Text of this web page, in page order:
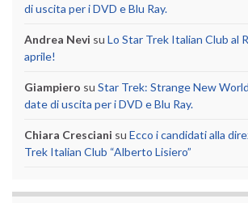
di uscita per i DVD e Blu Ray.
Andrea Nevi su Lo Star Trek Italian Club al
aprile!
Giampiero su Star Trek: Strange New
date di uscita per i DVD e Blu Ray.
Chiara Cresciani su Ecco i candidati alla
Trek Italian Club “Alberto Lisiero”